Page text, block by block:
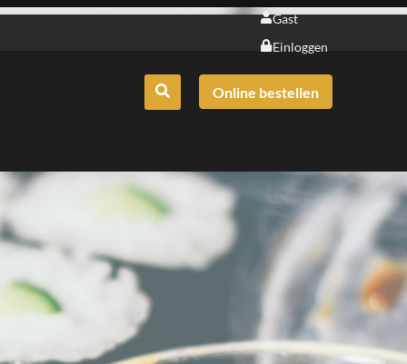
Gast
Einloggen
Online bestellen